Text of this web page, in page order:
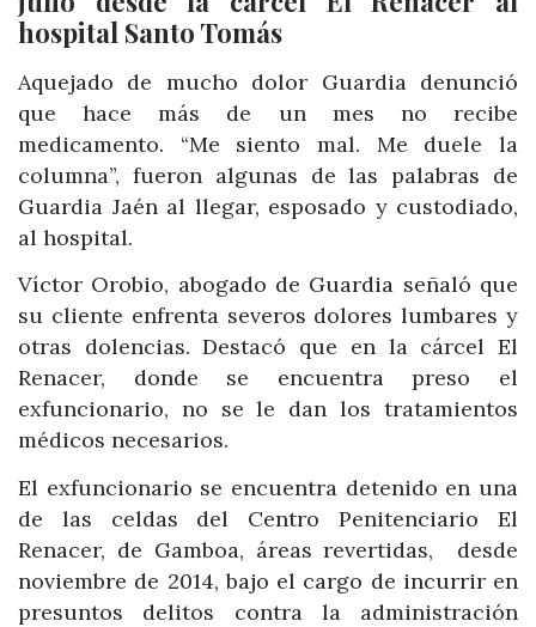
hospital Santo Tomás
Aquejado de mucho dolor Guardia denunció
que hace más de un mes no recibe
medicamento. “Me siento mal. Me duele la
columna”, fueron algunas de las palabras de
Guardia Jaén al llegar, esposado y custodiado,
al hospital.
Víctor Orobio, abogado de Guardia señaló que
su cliente enfrenta severos dolores lumbares y
otras dolencias. Destacó que en la cárcel El
Renacer, donde se encuentra preso el
exfuncionario, no se le dan los tratamientos
médicos necesarios.
El exfuncionario se encuentra detenido en una
de las celdas del Centro Penitenciario El
Renacer, de Gamboa, áreas revertidas, desde
noviembre de 2014, bajo el cargo de incurrir en
presuntos delitos contra la administración